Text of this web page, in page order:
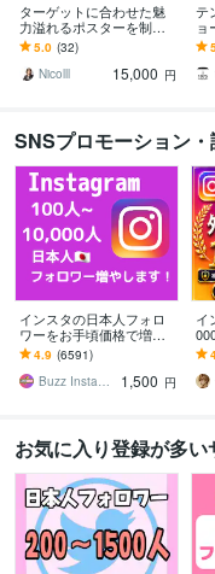
ターゲットに合わせた魅
力溢れるポスターを制作
します ニーズに合わせ
た、パーソナライズされ
たデザインを提供しま
5.0 (32)
Nicolll
15,000 円
テ
ョ
フ
意
SNSプロモーション
インスタの日本人フォロ
ワーをお手頃価格で増や
します インスタ日本人フ
ォロワー100人～【高品質
✨お手頃価格❗】
4.9 (6591)
Buzz Insta【SNSマーケ】
1,500 円
イ
保
加
お気に入り登録が多い